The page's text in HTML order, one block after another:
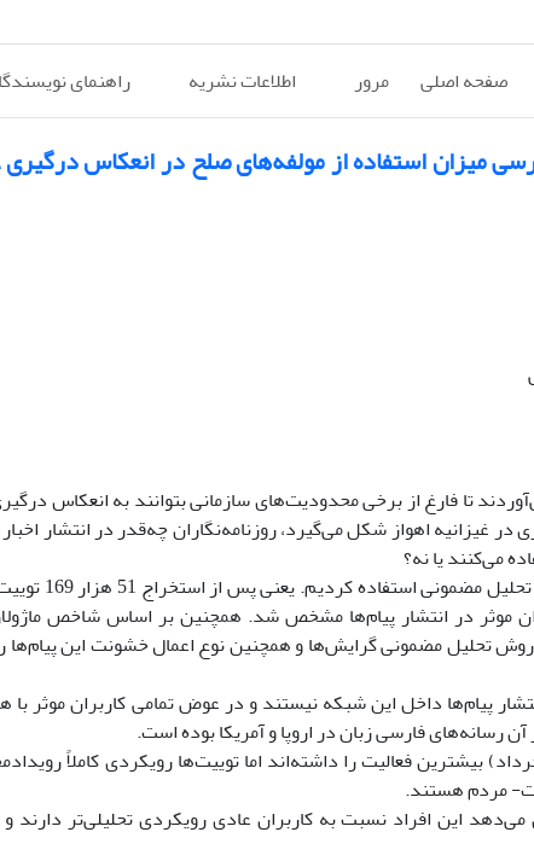
صفحه اصلی مرور اطلاعات نشریه راهنمای
میزان استفاده از مولفه‌های صلح در انعکاس درگیری
تا فارغ از برخی محدودیت‌های سازمانی بتوانند به انعکاس
غیزانیه اهواز شکل می‌گیرد، روزنامه‌نگاران چه‌قدر در انتشار
می‌کنند یا نه؟
برای پاسخ به این
کاربران موثر در انتشار پیام‌ها مشخص شد. همچنین بر اساس شاخص
تحلیل مضمونی گرایش‌ها و همچنین نوع اعمال خشونت این
پیام‌ها داخل این شبکه نیستند و در عوض تمامی کاربران موثر با
بیشترین فعالیت را داشته‌اند اما توییت‌ها رویکردی کاملاً
مردم هستند.
این افراد نسبت به کاربران عادی رویکردی تحلیلی‌تر دارند